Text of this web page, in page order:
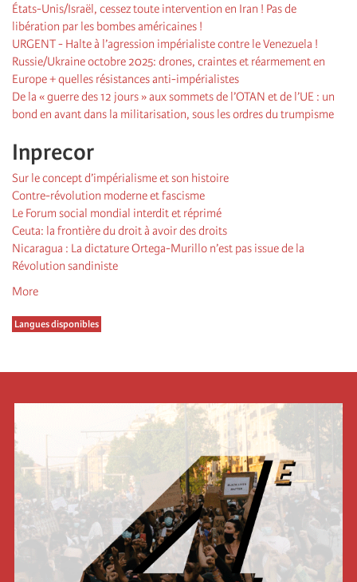
États-Unis/Israël, cessez toute intervention en Iran ! Pas de
libération par les bombes américaines !
URGENT - Halte à l’agression impérialiste contre le Venezuela !
Russie/Ukraine octobre 2025: drones, craintes et réarmement en
Europe + quelles résistances anti-impérialistes
De la « guerre des 12 jours » aux sommets de l’OTAN et de l’UE : un
bond en avant dans la militarisation, sous les ordres du trumpisme
Inprecor
Sur le concept d’impérialisme et son histoire
Contre-révolution moderne et fascisme
Le Forum social mondial interdit et réprimé
Ceuta: la frontière du droit à avoir des droits
Nicaragua : La dictature Ortega-Murillo n’est pas issue de la
Révolution sandiniste
More
Langues disponibles